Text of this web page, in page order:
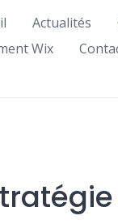
Actualités
Wix